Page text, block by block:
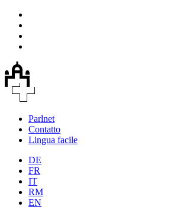
Parlnet
Contatto
Lingua facile
DE
FR
IT
RM
EN